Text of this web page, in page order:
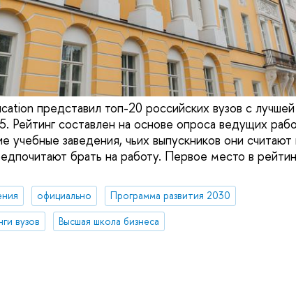
представил топ-20 российских вузов с
Рейтинг составлен на основе опроса ведущих
учебные заведения, чьих выпускников они
брать на работу. Первое место в
официально
Программа развития 2030
вузов Высшая школа бизнеса